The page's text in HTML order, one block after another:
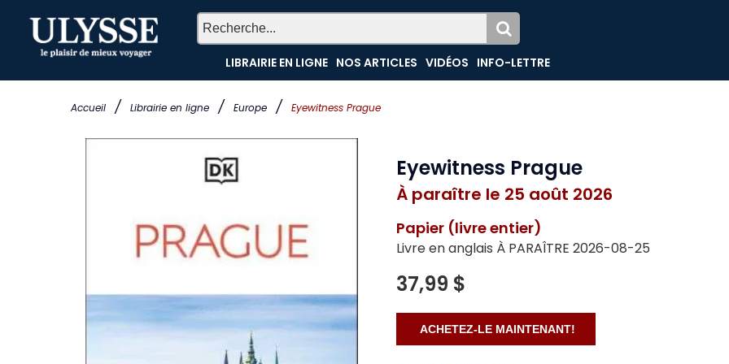
Accueil / Librairie en ligne / Europe / Eyewitness Prague
LIBRAIRIE EN LIGNE NOS ARTICLES VIDÉOS INFO-LETTRE
Eyewitness Prague
À paraître le 25 août 2026
Papier (livre entier)
Livre en anglais À PARAÎTRE 2026-08-25
37,99 $